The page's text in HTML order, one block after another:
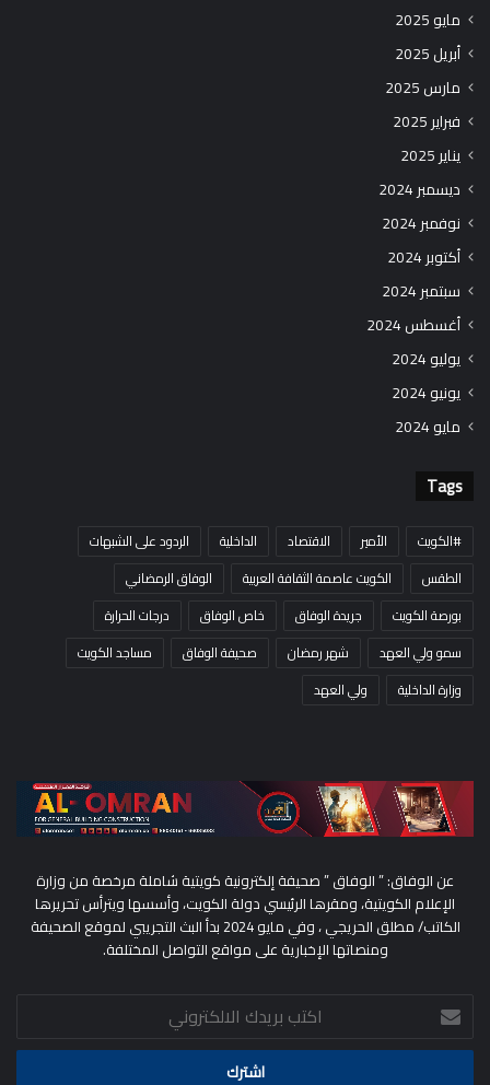
مايو 2025
أبريل 2025
مارس 2025
فبراير 2025
يناير 2025
ديسمبر 2024
نوفمبر 2024
أكتوبر 2024
سبتمبر 2024
أغسطس 2024
يوليو 2024
يونيو 2024
مايو 2024
Tags
#الكويت الأمير الاقتصاد الداخلية
الردود على الشبهات
الطقس
الكويت عاصمة الثقافة العربية
الوفاق الرمضاني
بورصة الكويت
جريدة الوفاق خاص الوفاق
درجات الحرارة
سمو ولي العهد
شهر رمضان صحيفة الوفاق
مساجد الكويت
وزارة الداخلية
ولي العهد
عن الوفاق: ” الوفاق ” صحيفة إلكترونية كويتية شاملة مرخصة من وزارة
الإعلام الكويتية، ومقرها الرئيسي دولة الكويت، وأسسها ويترأس تحريرها
الكاتب/ مطلق الحريجي ، وفي مايو 2024 بدأ البث التجريبي لموقع الصحيفة
ومنصاتها الإخبارية على مواقع التواصل المختلفة.
اكتب
بريدك
الالكتروني